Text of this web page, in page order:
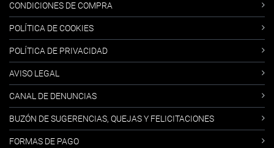
CONDICIONES DE COMPRA
POLÍTICA DE COOKIES
POLÍTICA DE PRIVACIDAD
AVISO LEGAL
CANAL DE DENUNCIAS
BUZÓN DE SUGERENCIAS, QUEJAS Y FELICITACIONES
FORMAS DE PAGO